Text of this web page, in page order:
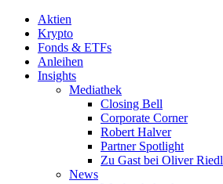
Aktien
Krypto
Fonds & ETFs
Anleihen
Insights
Mediathek
Closing Bell
Corporate Corner
Robert Halver
Partner Spotlight
Zu Gast bei Oliver Riedl
News